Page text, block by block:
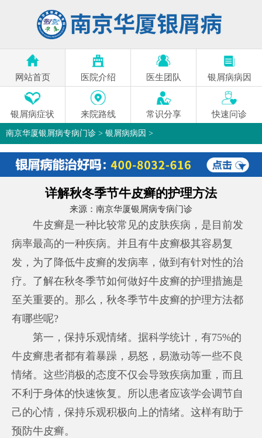
网站首页 医院介绍 医生团队 银屑病病因
银屑病症状 来院路线 常识分享 快速问诊
南京华厦银屑病专病门诊 > 银屑病病因 >
详解秋冬季节牛皮癣的护理方法
来源： 南京华厦银屑病专病门诊
牛皮癣是一种比较常见的皮肤疾病，是目前发
病率最高的一种疾病。并且有牛皮癣极其容易复
发，为了降低牛皮癣的发病率，做到有针对性的治
疗。了解在秋冬季节如何做好牛皮癣的护理措施是
至关重要的。那么，秋冬季节牛皮癣的护理方法都
有哪些呢?
第一，保持乐观情绪。据科学统计，有75%的
牛皮癣患者都有着暴躁，易怒，易激动等一些不良
情绪。这些消极的态度不仅会导致疾病加重，而且
不利于身体的快速恢复。所以患者应该学会调节自
己的心情，保持乐观积极向上的情绪。这样有助于
预防牛皮癣。